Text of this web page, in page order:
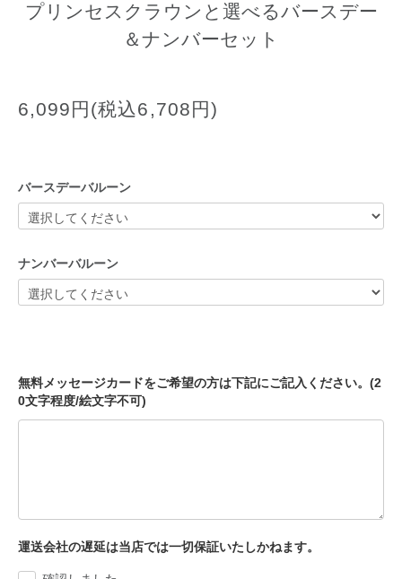
プリンセスクラウンと選べるバースデー
＆ナンバーセット
6,099円(税込6,708円)
バースデーバルーン
ナンバーバルーン
無料メッセージカードをご希望の方は下記にご記入ください。(2
0文字程度/絵文字不可)
運送会社の遅延は当店では一切保証いたしかねます。